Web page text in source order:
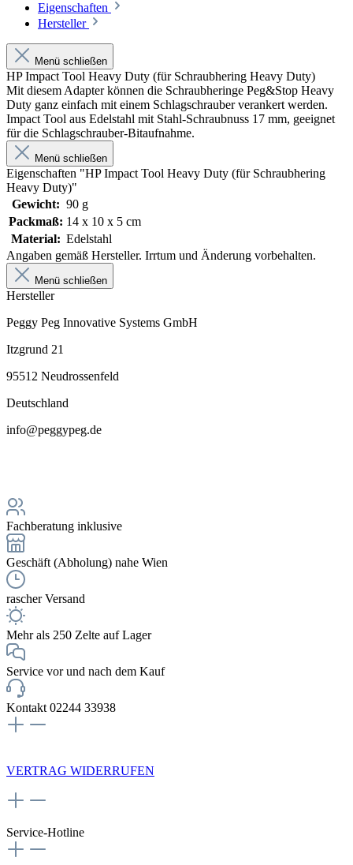
Eigenschaften
Hersteller
Menü schließen
HP Impact Tool Heavy Duty (für Schraubhering Heavy Duty)
Mit diesem Adapter können die Schraubheringe Peg&Stop Heavy
Duty ganz einfach mit einem Schlagschrauber verankert werden.
Impact Tool aus Edelstahl mit Stahl-Schraubnuss 17 mm, geeignet
für die Schlagschrauber-Bitaufnahme.
Menü schließen
Eigenschaften "HP Impact Tool Heavy Duty (für Schraubhering
Heavy Duty)"
Gewicht: 90 g
Packmaß: 14 x 10 x 5 cm
Material: Edelstahl
Angaben gemäß Hersteller. Irrtum und Änderung vorbehalten.
Menü schließen
Hersteller
Peggy Peg Innovative Systems GmbH
Itzgrund 21
95512 Neudrossenfeld
Deutschland
info@peggypeg.de
Fachberatung inklusive
Geschäft (Abholung) nahe Wien
rascher Versand
Mehr als 250 Zelte auf Lager
Service vor und nach dem Kauf
Kontakt 02244 33938
VERTRAG WIDERRUFEN
Service-Hotline